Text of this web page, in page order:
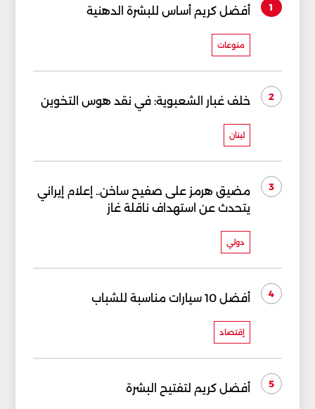
1 أفضل كريم أساس للبشرة الدهنية
منوعات
2 خلف غبار الشعبوية: في نقد هوس التخوين
لبنان
3
مضيق هرمز على صفيح ساخن.. إعلام إيراني
يتحدث عن استهداف ناقلة غاز
دولي
4 أفضل 10 سيارات مناسبة للشباب
إقتصاد
5 أفضل كريم لتفتيح البشرة